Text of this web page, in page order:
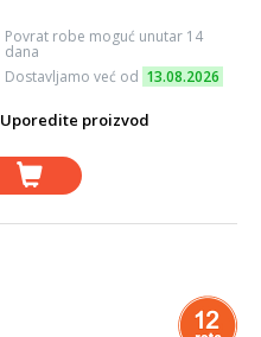
Povrat robe moguć unutar 14
dana
Dostavljamo već od 13.08.2026
Uporedite proizvod